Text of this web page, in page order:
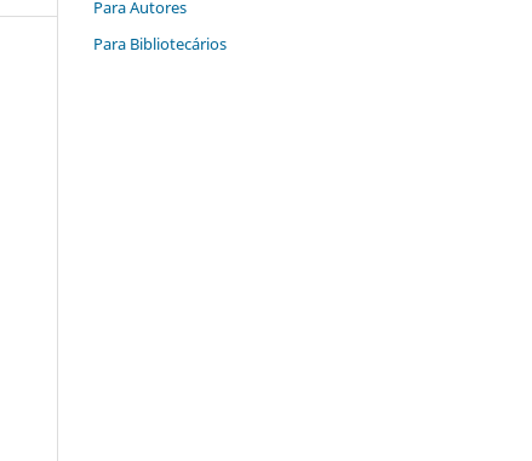
Para Autores
Para Bibliotecários